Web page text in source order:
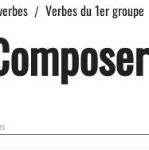
Verbes du 1er groupe